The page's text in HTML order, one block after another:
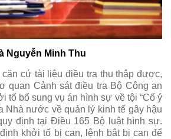
Nguyễn Minh Thu
cứ tài liệu điều tra thu thập được,
quan Cảnh sát điều tra Bộ Công an
tố bổ sung vụ án hình sự về tội “Cố ý
Nhà nước về quản lý kinh tế gây hậu
định tại Điều 165 Bộ luật hình sự.
khởi tố bị can, lệnh bắt bị can để